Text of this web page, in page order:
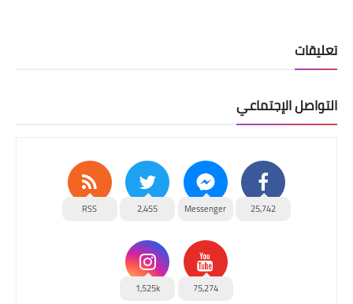
تعليقات
التواصل الإجتماعي
25,742
Messenger
2,455
RSS
75,274
1,525k